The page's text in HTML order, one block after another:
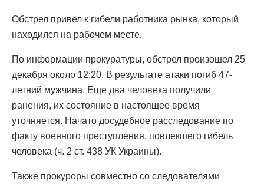
Обстрел привел к гибели работника рынка, который
находился на рабочем месте.
По информации прокуратуры, обстрел произошел 25
декабря около 12:20. В результате атаки погиб 47-
летний мужчина. Еще два человека получили
ранения, их состояние в настоящее время
уточняется. Начато досудебное расследование по
факту военного преступления, повлекшего гибель
человека (ч. 2 ст. 438 УК Украины).
Также прокуроры совместно со следователями